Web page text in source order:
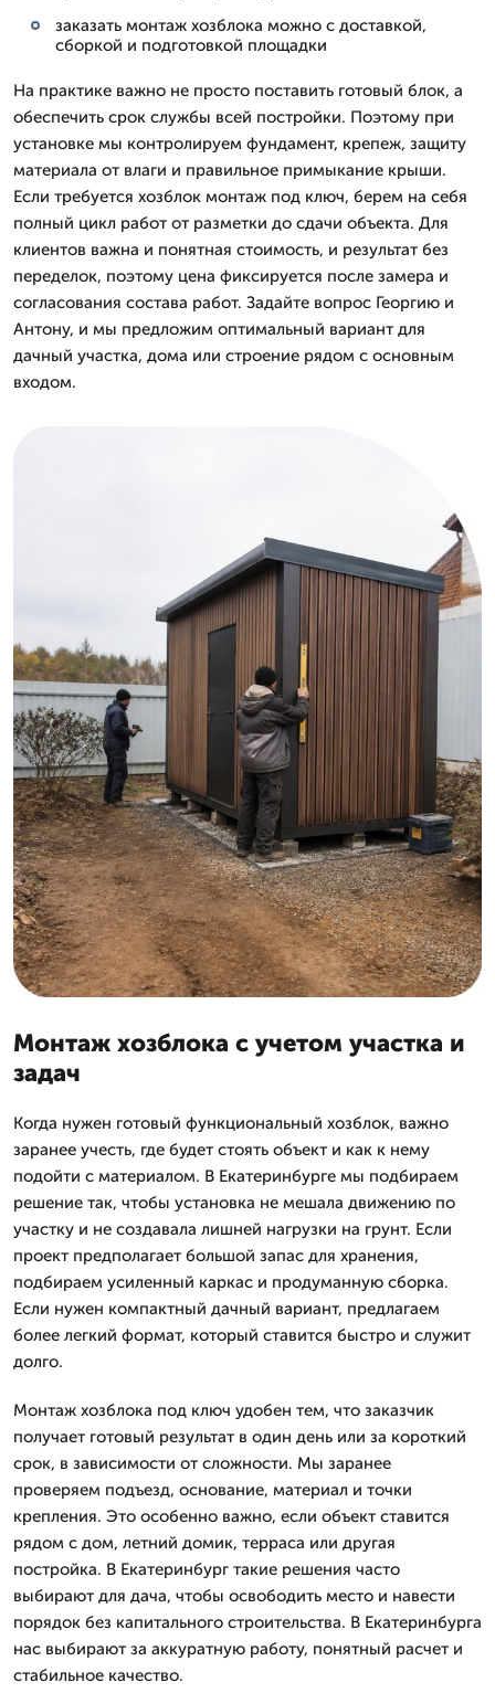
заказать монтаж хозблока можно с доставкой,
сборкой и подготовкой площадки
На практике важно не просто поставить готовый блок, а
обеспечить срок службы всей постройки. Поэтому при
установке мы контролируем фундамент, крепеж, защиту
материала от влаги и правильное примыкание крыши.
Если требуется хозблок монтаж под ключ, берем на себя
полный цикл работ от разметки до сдачи объекта. Для
клиентов важна и понятная стоимость, и результат без
переделок, поэтому цена фиксируется после замера и
согласования состава работ. Задайте вопрос Георгию и
Антону, и мы предложим оптимальный вариант для
дачный участка, дома или строение рядом с основным
входом.
Монтаж хозблока с учетом участка и
задач
Когда нужен готовый функциональный хозблок, важно
заранее учесть, где будет стоять объект и как к нему
подойти с материалом. В Екатеринбурге мы подбираем
решение так, чтобы установка не мешала движению по
участку и не создавала лишней нагрузки на грунт. Если
проект предполагает большой запас для хранения,
подбираем усиленный каркас и продуманную сборка.
Если нужен компактный дачный вариант, предлагаем
более легкий формат, который ставится быстро и служит
долго.
Монтаж хозблока под ключ удобен тем, что заказчик
получает готовый результат в один день или за короткий
срок, в зависимости от сложности. Мы заранее
проверяем подъезд, основание, материал и точки
крепления. Это особенно важно, если объект ставится
рядом с дом, летний домик, терраса или другая
постройка. В Екатеринбург такие решения часто
выбирают для дача, чтобы освободить место и навести
порядок без капитального строительства. В Екатеринбурга
нас выбирают за аккуратную работу, понятный расчет и
стабильное качество.